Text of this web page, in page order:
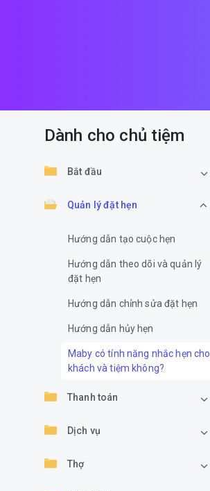
Dành cho chủ tiệm
Bắt đầu
Quản lý đặt hẹn
Hướng dẫn tạo cuộc hẹn
Hướng dẫn theo dõi và quản lý
đặt hẹn
Hướng dẫn chỉnh sửa đặt hẹn
Hướng dẫn hủy hẹn
Maby có tính năng nhắc hẹn cho
khách và tiệm không?
Thanh toán
Dịch vụ
Thợ